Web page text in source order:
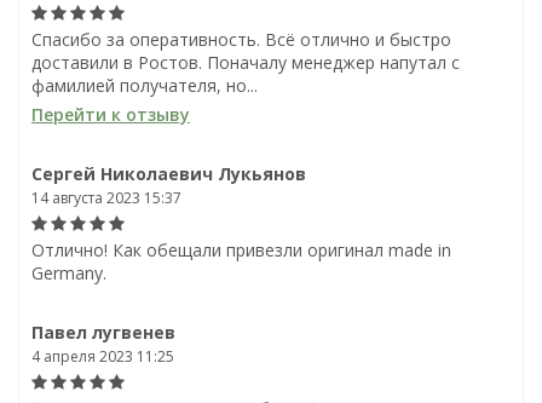
Спасибо за оперативность. Всё отлично и быстро
доставили в Ростов. Поначалу менеджер напутал с
фамилией получателя, но...
Перейти к отзыву
Сергей Николаевич Лукьянов
14 августа 2023 15:37
Отлично! Как обещали привезли оригинал made in
Germany.
Павел лугвенев
4 апреля 2023 11:25